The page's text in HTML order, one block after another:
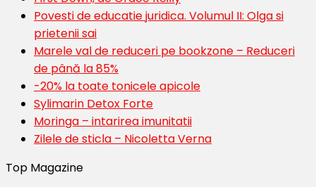
Povesti de educatie juridica. Volumul II: Olga si
prietenii sai
Marele val de reduceri pe bookzone – Reduceri
de până la 85%
-20% la toate tonicele apicole
Sylimarin Detox Forte
Moringa – intarirea imunitatii
Zilele de sticla – Nicoletta Verna
Top Magazine